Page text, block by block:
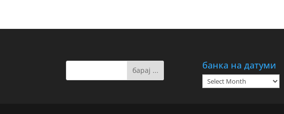
банка на датуми
банка
на